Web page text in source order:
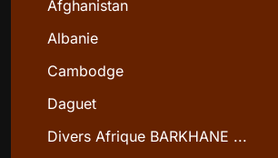
Afghanistan
Albanie
Cambodge
Daguet
Divers Afrique BARKHANE ...